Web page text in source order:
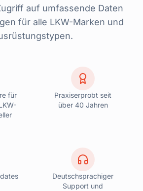
auf umfassende Daten
für alle LKW-Marken und
für
Praxiserprobt seit
über 40 Jahren
Deutschsprachiger
Support und